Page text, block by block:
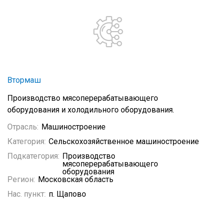
Втормаш
Производство мясоперерабатывающего
оборудования и холодильного оборудования.
Отрасль: Машиностроение
Категория: Сельскохозяйственное машиностроение
Подкатегория: Производство
мясоперерабатывающего
оборудования
Регион: Московская область
Нас. пункт: п. Щапово